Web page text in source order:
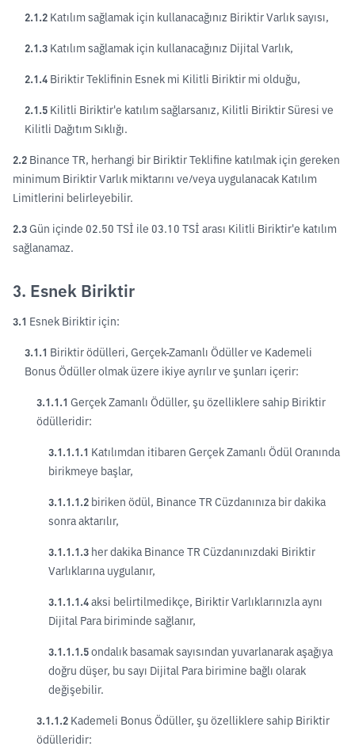
2.1.2 Katılım sağlamak için kullanacağınız Biriktir Varlık sayısı,
2.1.3 Katılım sağlamak için kullanacağınız Dijital Varlık,
2.1.4 Biriktir Teklifinin Esnek mi Kilitli Biriktir mi olduğu,
2.1.5 Kilitli Biriktir'e katılım sağlarsanız, Kilitli Biriktir Süresi ve
Kilitli Dağıtım Sıklığı.
2.2 Binance TR, herhangi bir Biriktir Teklifine katılmak için gereken
minimum Biriktir Varlık miktarını ve/veya uygulanacak Katılım
Limitlerini belirleyebilir.
2.3Gün içinde 02.50 TSİ ile 03.10 TSİ arası Kilitli Biriktir'e katılım
sağlanamaz.
3. Esnek Biriktir
3.1 Esnek Biriktir için:
3.1.1 Biriktir ödülleri, Gerçek-Zamanlı Ödüller ve Kademeli
Bonus Ödüller olmak üzere ikiye ayrılır ve şunları içerir:
3.1.1.1 Gerçek Zamanlı Ödüller, şu özelliklere sahip Biriktir
ödülleridir:
3.1.1.1.1 Katılımdan itibaren Gerçek Zamanlı Ödül Oranında
birikmeye başlar,
3.1.1.1.2 biriken ödül, Binance TR Cüzdanınıza bir dakika
sonra aktarılır,
3.1.1.1.3 her dakika Binance TR Cüzdanınızdaki Biriktir
Varlıklarına uygulanır,
3.1.1.1.4aksi belirtilmedikçe, Biriktir Varlıklarınızla aynı
Dijital Para biriminde sağlanır,
3.1.1.1.5ondalık basamak sayısından yuvarlanarak aşağıya
doğru düşer, bu sayı Dijital Para birimine bağlı olarak
değişebilir.
3.1.1.2 Kademeli Bonus Ödüller, şu özelliklere sahip Biriktir
ödülleridir: